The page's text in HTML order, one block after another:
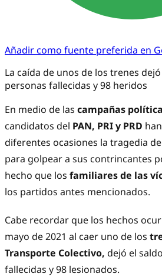
Añadir como fuente preferida en
La caída de unos de los trenes
personas fallecidas y 98 heridos
En medio de las campañas
candidatos del PAN, PRI y PRD
diferentes ocasiones la tragedia
para golpear a sus contrincantes
hecho que los familiares de las
los partidos antes mencionados.
Cabe recordar que los hechos
mayo de 2021 al caer uno de los
Transporte Colectivo, dejó el
fallecidas y 98 lesionados.